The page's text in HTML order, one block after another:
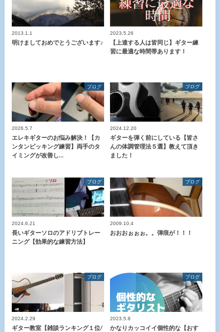
2013.1.1
明けましておめでとうございます♪
2023.5.26
【上達する人は皆同じ】ギター練
習に最適な時間帯あります！
ブログ
2026.5.7
エレキギターのお悩み解決！【カ
ンタンピッキング練習】両手のタ
イミングが改善し…
ブログ
2024.12.20
ギターを弾く前にしている【皆さ
んの体調管理法５選】教えて頂き
ました！
ブログ
2024.6.21
長いギターソロのアドリブトレー
ニング【効果的な練習方法】
ブログ
2009.10.4
おおおぉぉぉ。。弾痕が！！！
ブログ
2024.2.29
ギター教室【雑談ランキング１位/
ブログ
2023.5.8
かなりカッコイイ個性的な【おす